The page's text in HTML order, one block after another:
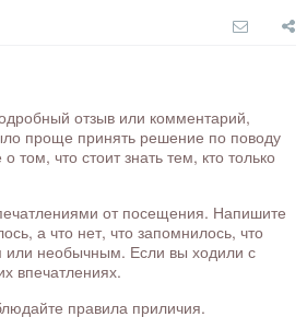
отзыв или комментарий,
проще принять решение по поводу
том, что стоит знать тем, кто только
от посещения. Напишите
а что нет, что запомнилось, что
или необычным. Если вы ходили с
впечатлениях.
правила приличия.